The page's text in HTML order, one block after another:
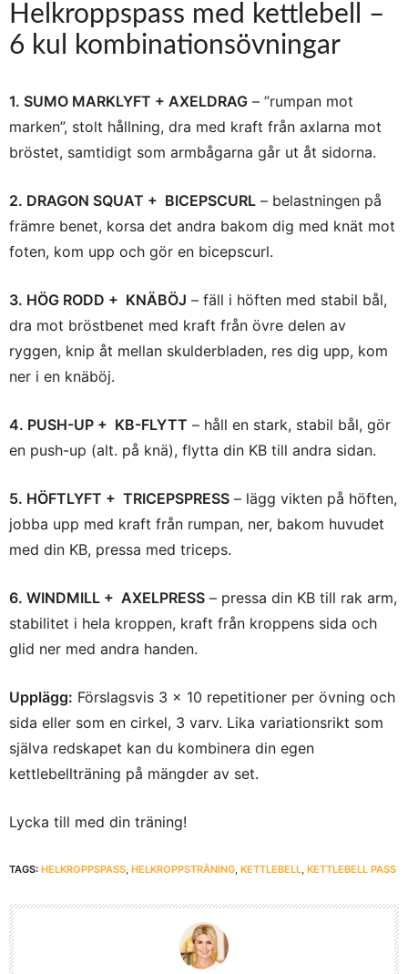
Helkroppspass med kettlebell –
6 kul kombinationsövningar
1. SUMO MARKLYFT + AXELDRAG – ”rumpan mot
marken”, stolt hållning, dra med kraft från axlarna mot
bröstet, samtidigt som armbågarna går ut åt sidorna.
2. DRAGON SQUAT + BICEPSCURL – belastningen på
främre benet, korsa det andra bakom dig med knät mot
foten, kom upp och gör en bicepscurl.
3. HÖG RODD + KNÄBÖJ – fäll i höften med stabil bål,
dra mot bröstbenet med kraft från övre delen av
ryggen, knip åt mellan skulderbladen, res dig upp, kom
ner i en knäböj.
4. PUSH-UP + KB-FLYTT – håll en stark, stabil bål, gör
en push-up (alt. på knä), flytta din KB till andra sidan.
5. HÖFTLYFT + TRICEPSPRESS – lägg vikten på höften,
jobba upp med kraft från rumpan, ner, bakom huvudet
med din KB, pressa med triceps.
6. WINDMILL + AXELPRESS – pressa din KB till rak arm,
stabilitet i hela kroppen, kraft från kroppens sida och
glid ner med andra handen.
Upplägg: Förslagsvis 3 x 10 repetitioner per övning och
sida eller som en cirkel, 3 varv. Lika variationsrikt som
själva redskapet kan du kombinera din egen
kettlebellträning på mängder av set.
Lycka till med din träning!
TAGS: HELKROPPSPASS, HELKROPPSTRÄNING, KETTLEBELL, KETTLEBELL PASS